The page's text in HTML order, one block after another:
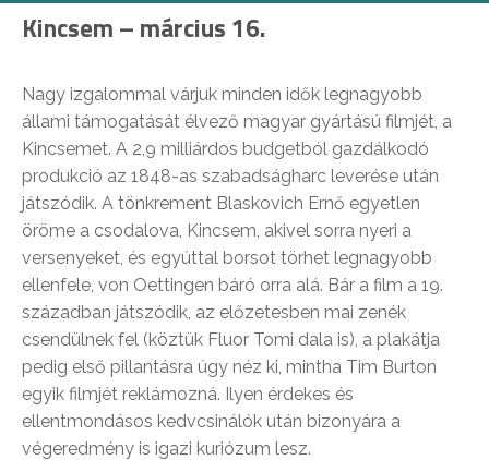
Kincsem – március 16.
Nagy izgalommal várjuk minden idők legnagyobb
állami támogatását élvező magyar gyártású filmjét, a
Kincsemet. A 2,9 milliárdos budgetból gazdálkodó
produkció az 1848-as szabadságharc leverése után
játszódik. A tönkrement Blaskovich Ernő egyetlen
öröme a csodalova, Kincsem, akivel sorra nyeri a
versenyeket, és egyúttal borsot törhet legnagyobb
ellenfele, von Oettingen báró orra alá. Bár a film a 19.
században játszódik, az előzetesben mai zenék
csendülnek fel (köztük Fluor Tomi dala is), a plakátja
pedig első pillantásra úgy néz ki, mintha Tim Burton
egyik filmjét reklámozná. Ilyen érdekes és
ellentmondásos kedvcsinálók után bizonyára a
végeredmény is igazi kuriózum lesz.